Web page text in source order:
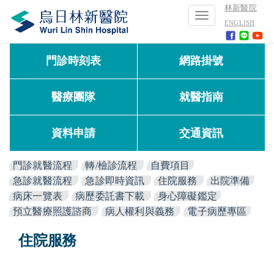
林新醫院
ENGLISH
Toggle
navigation
門診時刻表 網路掛號
醫療團隊 就醫指南
資料申請 交通資訊
門診就醫流程 轉/檢診流程
自費項目
急診就醫流程
急診即時資訊 住院服務
出院準備
病床一覽表
病歷委託書下載
身心障礙鑑定
預立醫療照護諮商
病人權利與義務 電子病歷專區
住院服務